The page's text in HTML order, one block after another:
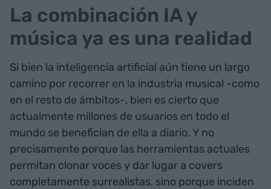
La combinación IA y
música ya es una realidad
Si bien la inteligencia artificial aún tiene un largo
camino por recorrer en la industria musical -como
en el resto de ámbitos-, bien es cierto que
actualmente millones de usuarios en todo el
mundo se benefician de ella a diario. Y no
precisamente porque las herramientas actuales
permitan clonar voces y dar lugar a covers
completamente surrealistas, sino porque inciden